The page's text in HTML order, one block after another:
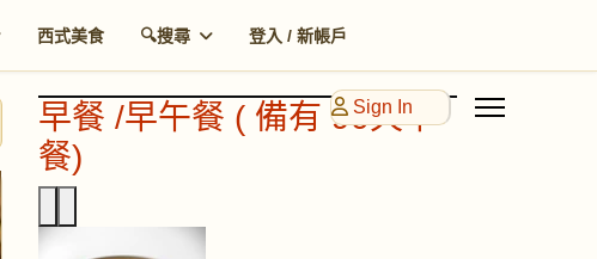
西式美食 🔍搜尋 登入 / 新帳戶
Sign In
早餐 /早午餐 ( 備有 90天早
餐)